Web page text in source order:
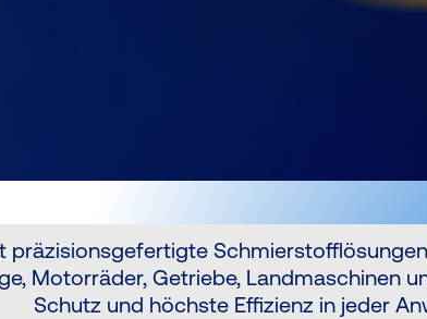
präzisionsgefertigte
Motorräder, Getriebe, Landmaschinen
Schutz und höchste Effizienz in jeder